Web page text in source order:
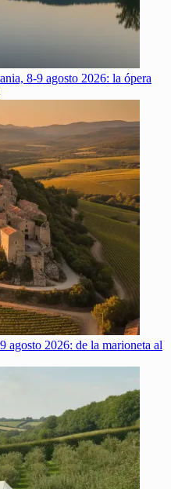
8-9 agosto 2026: la ópera
agosto 2026: de la marioneta al